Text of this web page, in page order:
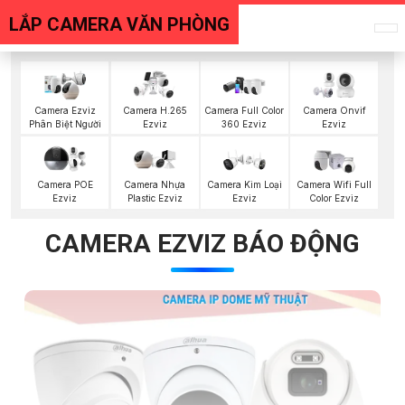
LẮP CAMERA VĂN PHÒNG
Camera Ezviz
Phân Biệt Người
Camera H.265
Ezviz
Camera Full Color
360 Ezviz
Camera Onvif
Ezviz
Camera POE
Ezviz
Camera Nhựa
Plastic Ezviz
Camera Kim Loại
Ezviz
Camera Wifi Full
Color Ezviz
CAMERA EZVIZ BÁO ĐỘNG